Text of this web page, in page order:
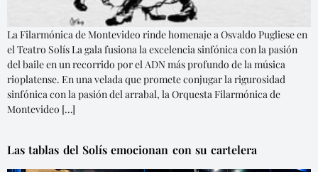
La Filarmónica de Montevideo rinde homenaje a Osvaldo Pugliese en
el Teatro Solís La gala fusiona la excelencia sinfónica con la pasión
del baile en un recorrido por el ADN más profundo de la música
rioplatense. En una velada que promete conjugar la rigurosidad
sinfónica con la pasión del arrabal, la Orquesta Filarmónica de
Montevideo […]
Las tablas del Solís emocionan con su cartelera